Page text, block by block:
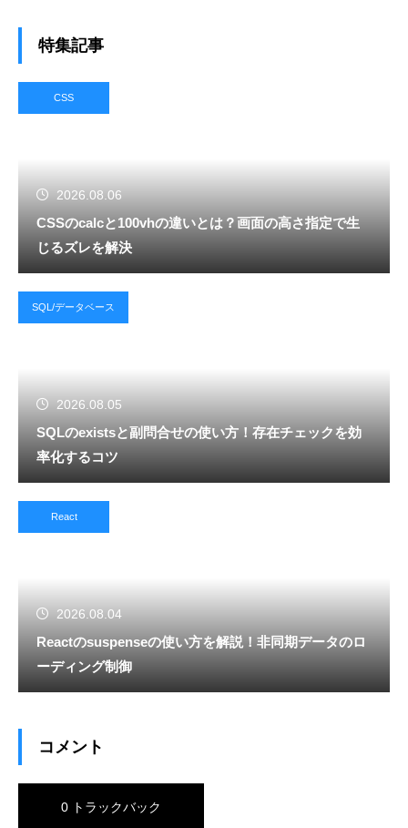
特集記事
CSS
2026.08.06
CSSのcalcと100vhの違いとは？画面の高さ指定で生
じるズレを解決
SQL/データベース
2026.08.05
SQLのexistsと副問合せの使い方！存在チェックを効
率化するコツ
React
2026.08.04
Reactのsuspenseの使い方を解説！非同期データのロ
ーディング制御
コメント
0 トラックバック